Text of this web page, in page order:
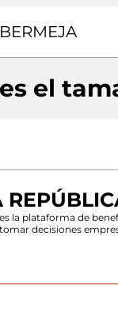
el
la plataforma de
decisiones